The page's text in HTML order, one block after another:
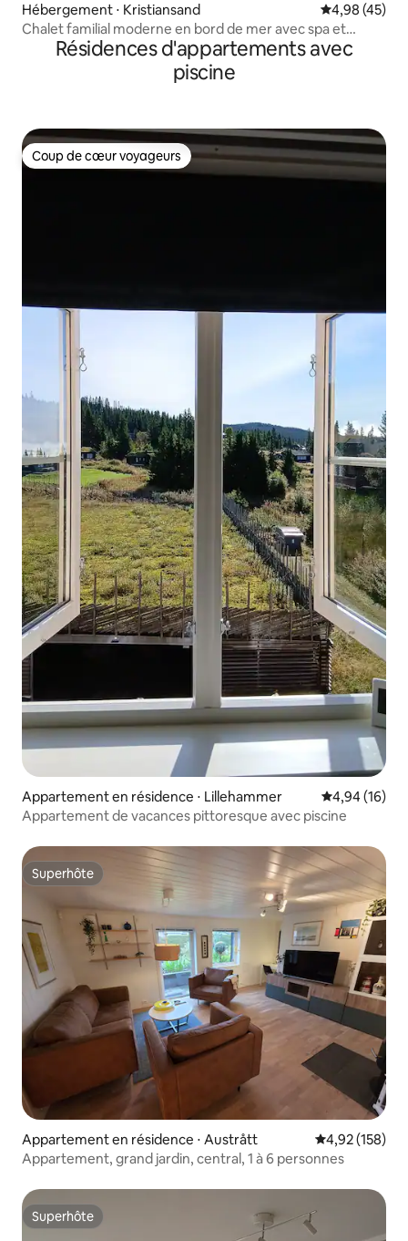
Hébergement ⋅ Kristiansand Évaluation
4,98 (45)
Chalet familial moderne en bord de mer avec spa et
piscineRésidences d'appartements avec
piscine
Coup de cœur voyageurs
Coup de cœur voyageurs
Appartement en résidence ⋅ Lillehammer Évaluation
4,94 (16)
Appartement de vacances pittoresque avec piscine
Superhôte
Superhôte
Appartement en résidence ⋅ Austrått Évaluation
4,92 (158)
Appartement, grand jardin, central, 1 à 6 personnes
Superhôte
Superhôte